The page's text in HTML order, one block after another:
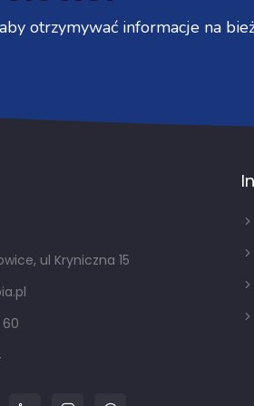
otrzymywać informacje na
ul Kryniczna 15